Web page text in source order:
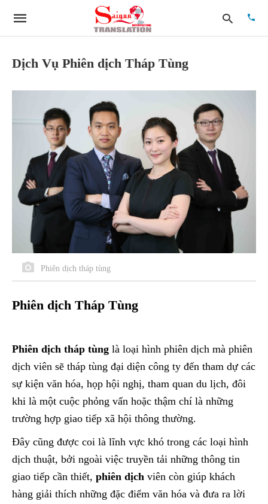
Type
Dịch Vụ Phiên dịch Tháp Tùng
Phiên dịch tháp tùng
Phiên dịch Tháp Tùng
Phiên dịch tháp tùng là loại hình phiên dịch mà phiên
dịch viên sẽ tháp tùng đại diện công ty đến tham dự các
sự kiện văn hóa, họp hội nghị, tham quan du lịch, đôi
khi là một cuộc phỏng vấn hoặc thậm chí là những
trường hợp giao tiếp xã hội thông thường.
Đây cũng được coi là lĩnh vực khó trong các loại hình
dịch thuật, bởi ngoài việc truyền tải những thông tin
giao tiếp cần thiết, phiên dịch viên còn giúp khách
hàng giải thích những đặc điểm văn hóa và đưa ra lời